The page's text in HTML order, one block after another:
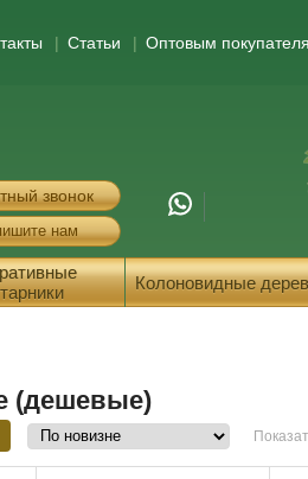
Статьи Оптовым
звонок
нам
Колоновидные
(дешевые)